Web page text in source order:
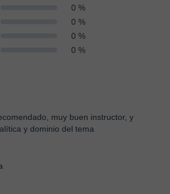
0 %
0 %
0 %
0 %
muy buen instructor, y
y dominio del tema